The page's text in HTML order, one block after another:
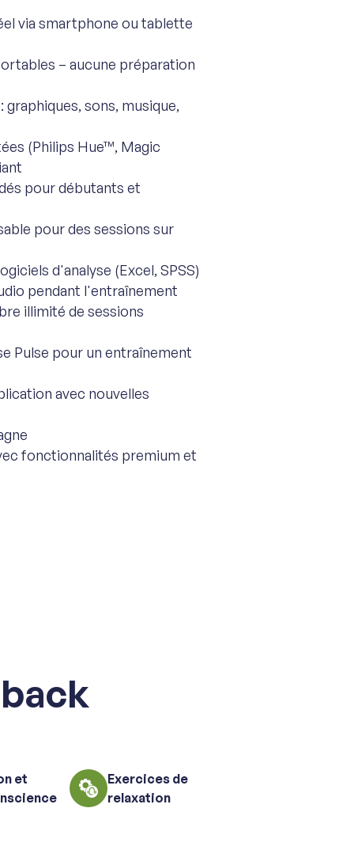
via smartphone ou tablette
– aucune préparation
sons, musique,
(Philips Hue™, Magic
pour débutants et
pour des sessions sur
d'analyse (Excel, SPSS)
pendant l'entraînement
illimité de sessions
Pulse pour un entraînement
avec nouvelles
fonctionnalités premium et
et
Exercices de
relaxation